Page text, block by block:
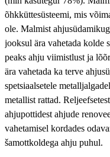
õhkküttesüsteemi, mis
ole. Malmist
jooksul ära vahetada kolde
peaks ahju viimistlust ja
ära vahetada ka terve
spetsiaalsetele
metallist rattad.
ahjupottidest ahjude
vahetamisel kordades
šamottkoldega ahju puhul.